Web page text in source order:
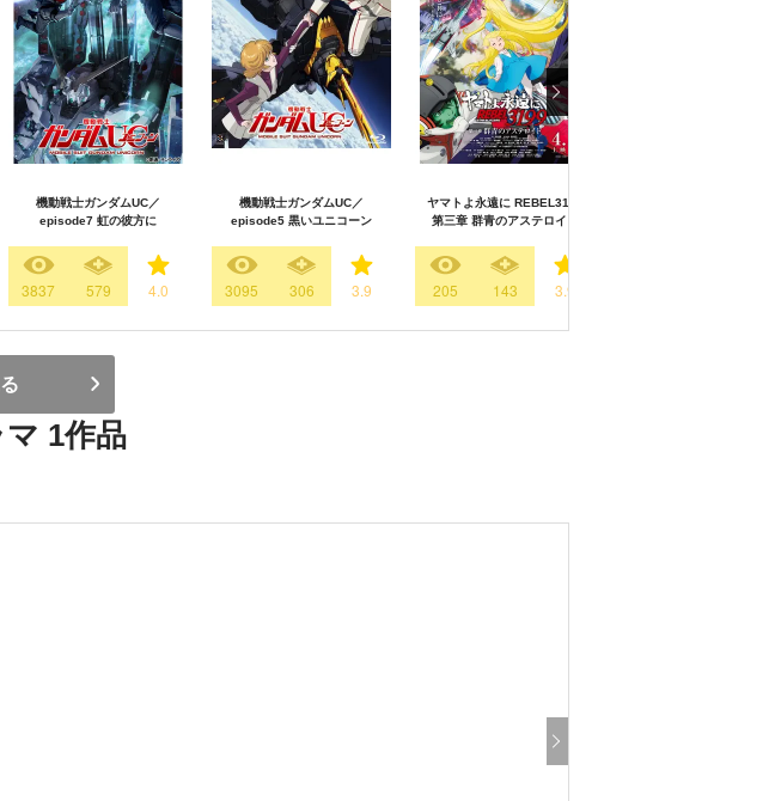
機動戦士ガンダムUC／
episode7 虹の彼方に
3837 579 4.0
機動戦士ガンダムUC／
episode5 黒いユニコーン
3095 306 3.9
ヤマトよ永遠に REBEL3199
第三章 群青のアステロイド
205 143 3.9
1作品